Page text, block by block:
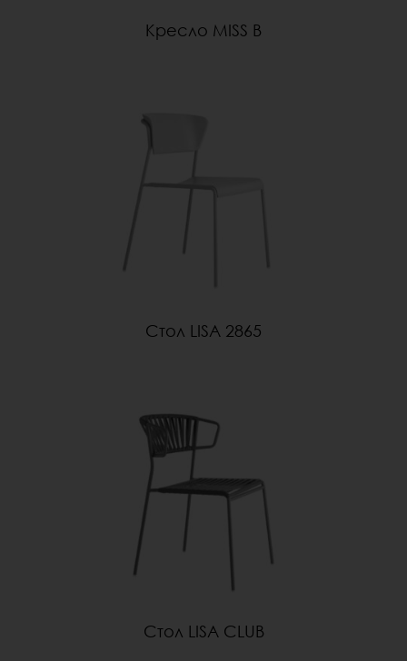
Кресло MISS B
Стол LISA 2865
Стол LISA CLUB